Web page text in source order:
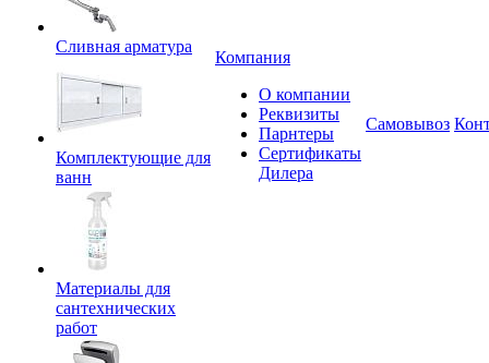
Сливная арматура
Комплектующие для
ванн
Материалы для
сантехнических
работ
Компания
О компании
Реквизиты
Парнтеры
Сертификаты
Дилера
Самовывоз